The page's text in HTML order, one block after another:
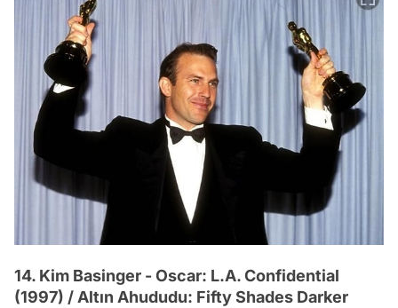
14. Kim Basinger - Oscar: L.A. Confidential
(1997) / Altın Ahududu: Fifty Shades Darker